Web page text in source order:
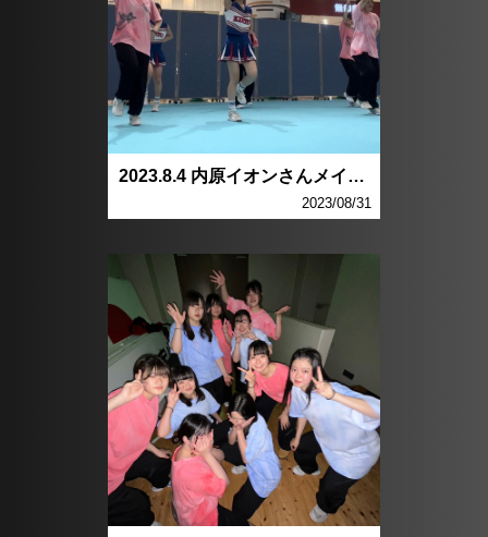
2023.8.4 内原イオンさんメインス
2023/08/31